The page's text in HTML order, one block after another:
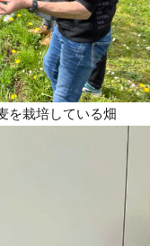
を栽培している畑